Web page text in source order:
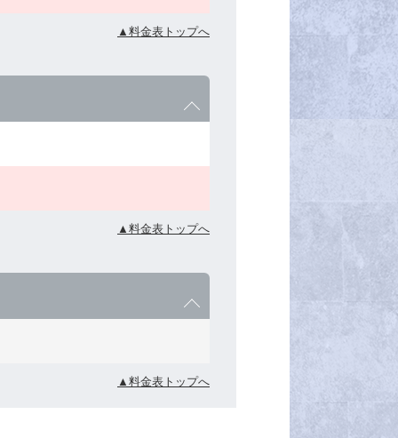
▲料金表トップへ
▲料金表トップへ
▲料金表トップへ